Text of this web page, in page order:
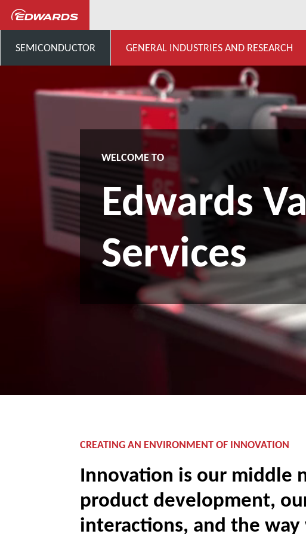
SEMICONDUCTOR GENERAL INDUSTRIES AND RESEARCH
WELCOME TO
Edwards
Services
CREATING AN ENVIRONMENT OF INNOVATION
Innovation is our middle
product development,
interactions, and the way